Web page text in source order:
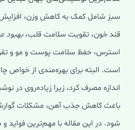
سبز شامل کمک به کاهش وزن، افزایش
قند خون، تقویت سلامت قلب،بهبود
استرس، حفظ سلامت پوست و مو و
است. البته برای بهره‌مندی از خواص
اندازه مصرف کرد، زیرا زیاده‌روی در
باعث کاهش جذب آهن، مشکلات
شود. در این مقاله با مهم‌ترین فواید